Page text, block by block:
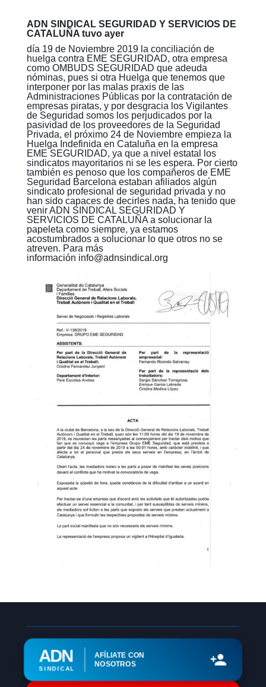
ADN SINDICAL SEGURIDAD Y SERVICIOS DE
CATALUÑA tuvo ayer
día 19 de Noviembre 2019 la conciliación de
huelga contra EME SEGURIDAD, otra empresa
como OMBUDS SEGURIDAD que adeuda
nóminas, pues si otra Huelga que tenemos que
interponer por las malas praxis de las
Administraciones Públicas por la contratación de
empresas piratas, y por desgracia los Vigilantes
de Seguridad somos los perjudicados por la
pasividad de los proveedores de la Seguridad
Privada, el próximo 24 de Noviembre empieza la
Huelga Indefinida en Cataluña en la empresa
EME SEGURIDAD, ya que a nivel estatal los
sindicatos mayoritarios ni se les espera. Por cierto
también es penoso que los compañeros de EME
Seguridad Barcelona estaban afiliados algún
sindicato profesional de seguridad privada y no
han sido capaces de decirles nada, ha tenido que
venir ADN SINDICAL SEGURIDAD Y
SERVICIOS DE CATALUÑA a solucionar la
papeleta como siempre, ya estamos
acostumbrados a solucionar lo que otros no se
atreven. Para más
información info@adnsindical.org
ADN
SINDICAL
AFÍLIATE CON
NOSOTROS